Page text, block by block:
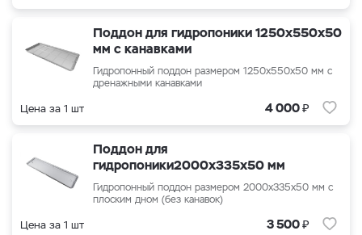
Поддон для гидропоники 1250х550х50
мм с канавками
Гидропонный поддон размером 1250х550х50 мм с
дренажными канавками
Цена за 1 шт 4 000₽
Поддон для
гидропоники2000x335x50 мм
Гидропонный поддон размером 2000x335x50 мм с
плоским дном (без канавок)
Цена за 1 шт 3 500₽